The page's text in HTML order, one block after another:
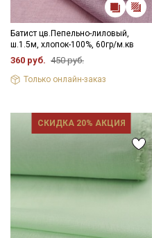
Батист цв.Пепельно-лиловый,
ш.1.5м, хлопок-100%, 60гр/м.кв
360 руб. 450 руб.
Только онлайн-заказ
СКИДКА 20% АКЦИЯ